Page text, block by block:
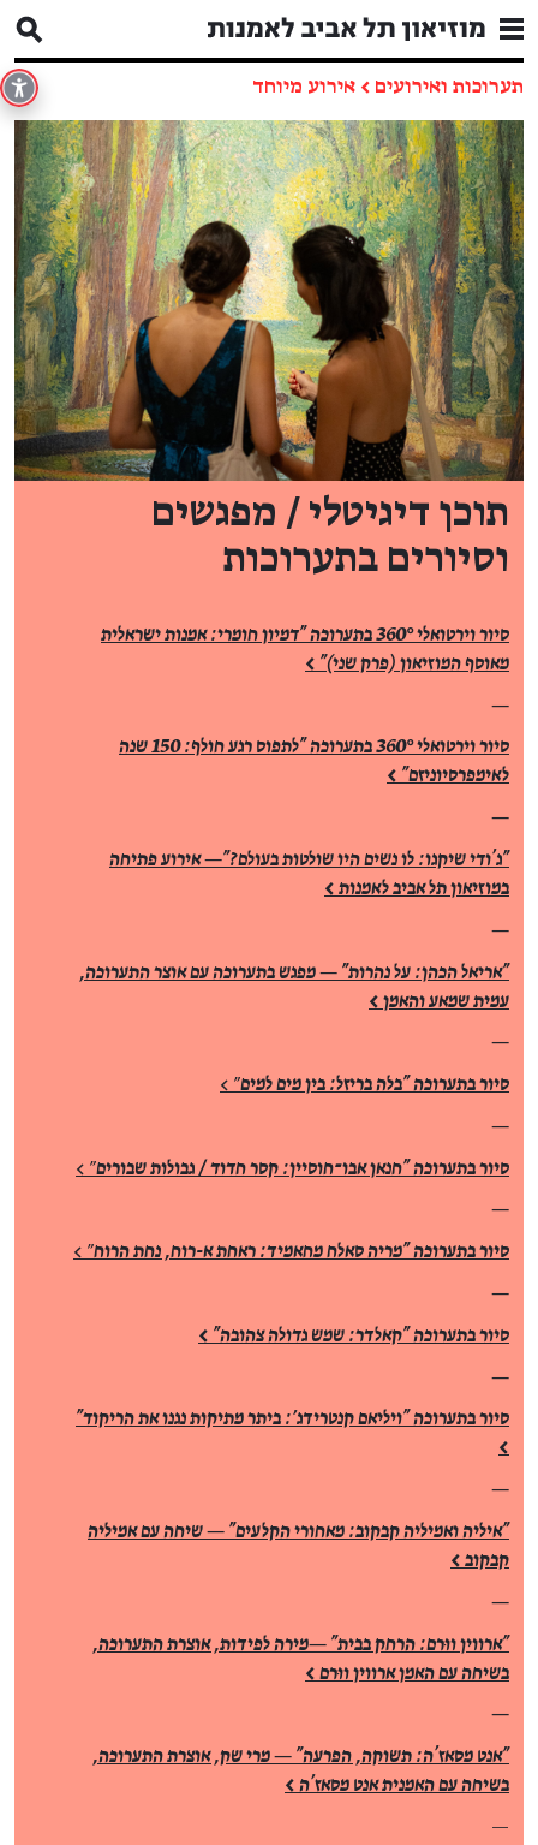
תערוכות ואירועים ← אירוע מיוחד
תוכן דיגיטלי / מפגשים
וסיורים בתערוכות
סיור וירטואלי 360° בתערוכה "דמיון חומרי: אמנות ישראלית
מאוסף המוזיאון (פרק שני)" >
—
סיור וירטואלי 360° בתערוכה "לתפוס רגע חולף: 150 שנה
לאימפרסיוניזם" >
—
"ג'ודי שיקגו: לו נשים היו שולטות בעולם?"— אירוע פתיחה
במוזיאון תל אביב לאמנות >
—
"אריאל הכהן: על נהרות" — מפגש בתערוכה עם אוצר התערוכה,
עמית שמאע והאמן >
—
סיור בתערוכה "בלה בריזל: בין מים למים" >
—
סיור בתערוכה "חנאן אבו־חוסיין: קסר חדוד / גבולות שבורים" >
—
סיור בתערוכה "מריה סאלח מחאמיד: ראחת א-רוח, נחת הרוח" >
—
סיור בתערוכה "קאלדר: שמש גדולה צהובה" >
—
סיור בתערוכה "ויליאם קנטרידג׳: ביתר מתיקות נגנו את הריקוד"
>
—
"איליה ואמיליה קבקוב: מאחורי הקלעים" — שיחה עם אמיליה
קבקוב >
—
"ארווין ווּרם: הרחק בבית" —מירה לפידות, אוצרת התערוכה,
בשיחה עם האמן ארווין ווּרם >
—
"אנט מסאז'ה: תשוקה, הפרעה" — מרי שק, אוצרת התערוכה,
בשיחה עם האמנית אנט מסאז'ה >
—